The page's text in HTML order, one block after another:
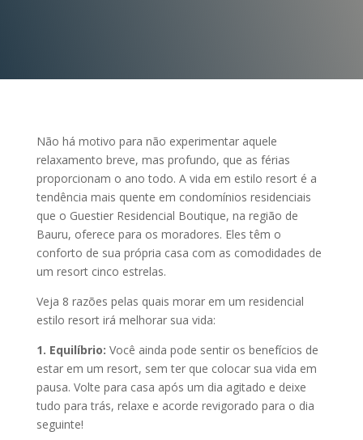
Não há motivo para não experimentar aquele
relaxamento breve, mas profundo, que as férias
proporcionam o ano todo. A vida em estilo resort é a
tendência mais quente em condomínios residenciais
que o Guestier Residencial Boutique, na região de
Bauru, oferece para os moradores. Eles têm o
conforto de sua própria casa com as comodidades de
um resort cinco estrelas.
Veja 8 razões pelas quais morar em um residencial
estilo resort irá melhorar sua vida:
1. Equilíbrio: Você ainda pode sentir os benefícios de
estar em um resort, sem ter que colocar sua vida em
pausa. Volte para casa após um dia agitado e deixe
tudo para trás, relaxe e acorde revigorado para o dia
seguinte!